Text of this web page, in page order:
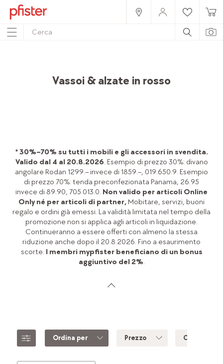
Vassoi & alzate in rosso
* 30%–70% su tutti i mobili e gli accessori in svendita.
Valido dal 4 al 20.8.2026. Esempio di prezzo 30%: divano
angolare Rodan 1299.– invece di 1859.–, 019.650.9. Esempio
di prezzo 70%: tenda preconfezionata Panama, 26.95
invece di 89.90, 705.013.0. Non valido per articoli Online
Only né per articoli di partner, Mobitare, servizi, buoni
regalo e ordini già emessi. La validità limitata nel tempo della
promozione non si applica agli articoli in liquidazione.
Continueranno a essere offerti con almeno la stessa
riduzione anche dopo il 20.8.2026. Fino a esaurimento
scorte. I membri mypfister beneficiano di un bonus
aggiuntivo del 2%.
Ordina per Prezzo Colore